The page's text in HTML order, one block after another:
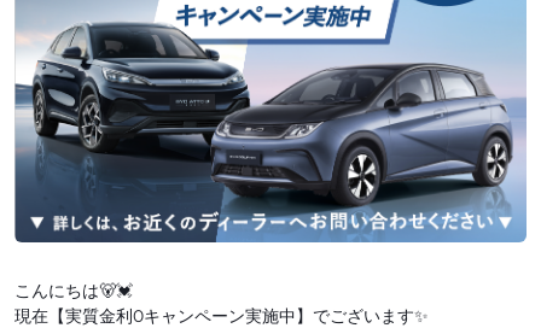
こんにちは🐻💓
現在【実質金利0キャンペーン実施中】でございます✨